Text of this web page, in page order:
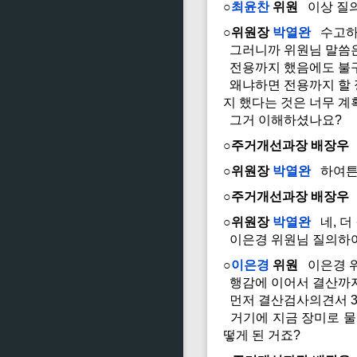
○최윤찬위원
이상 질
○위원장 박열완수고
그러니까 위원님 말씀
전용까지 했음에도 불
왜냐하면 전용까지 할
지 했다는 것은 너무
그거 이해하셨나요?
○주거개선과장 배장우
○위원장 박열완하여튼
○주거개선과장 배장우
○위원장 박열완네, 더
이은경 위원님 질의하
○이은경 위원
이은경
행감에 이어서 결산까
먼저 결산검사의견서
거기에 지금 장미로
떻게 된 거죠?